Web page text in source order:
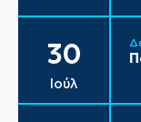
30
Ιούλ